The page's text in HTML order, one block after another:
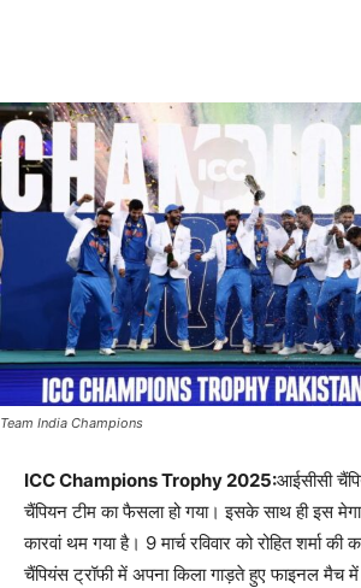
Team India Champions
ICC Champions Trophy 2025:आईसीसी
चैंपियन टीम का फैसला हो गया। इसके साथ ही इस
कारवां थम गया है। 9 मार्च रविवार को रोहित शर्मा की
चैंपियंस ट्रॉफी में अपना किला गाड़ते हुए फाइनल मैच